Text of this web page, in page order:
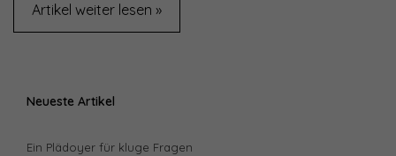
Artikel weiter lesen »
Neueste Artikel
Ein Plädoyer für kluge Fragen